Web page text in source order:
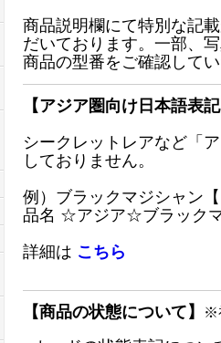
商品説明欄にて特別な記
だいております。一部、
商品の型番をご確認して
【アジア圏向け日本語表
シークレットレアなど「
しておりません。
例）ブラックマジシャン
品名 ☆アジア☆ブラックマ
詳細は こちら
【商品の状態について】 ※